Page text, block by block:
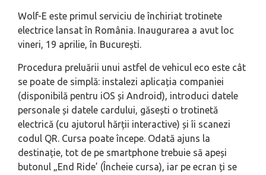
Wolf-E este primul serviciu de închiriat trotinete
electrice lansat în România. Inaugurarea a avut loc
vineri, 19 aprilie, în București.
Procedura preluării unui astfel de vehicul eco este cât
se poate de simplă: instalezi aplicația companiei
(disponibilă pentru iOS și Android), introduci datele
personale și datele cardului, găsești o trotinetă
electrică (cu ajutorul hărții interactive) și îi scanezi
codul QR. Cursa poate începe. Odată ajuns la
destinație, tot de pe smartphone trebuie să apeși
butonul „End Ride’ (Încheie cursa), iar pe ecran ți se